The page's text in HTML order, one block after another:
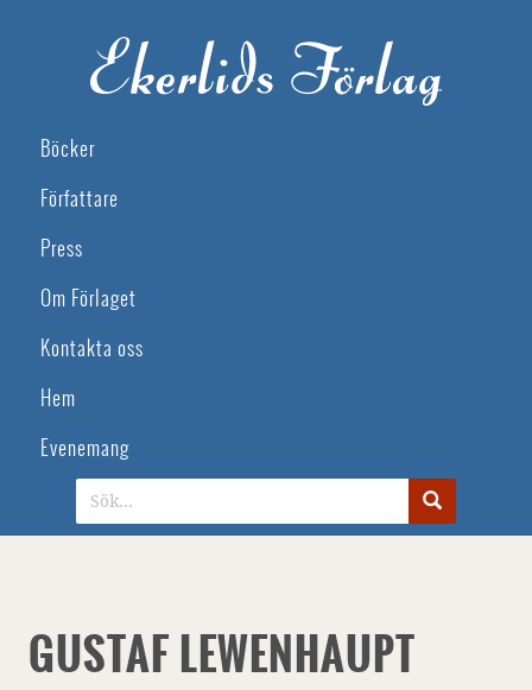
Böcker
Författare
Press
Om Förlaget
Kontakta oss
Hem
Evenemang
GUSTAF LEWENHAUPT